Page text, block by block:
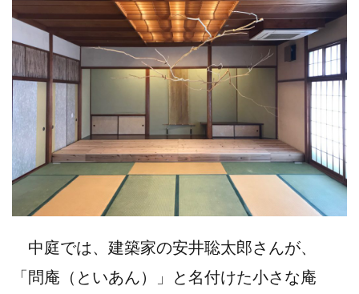
中庭では、建築家の安井聡太郎さんが、
「問庵（といあん）」と名付けた小さな庵